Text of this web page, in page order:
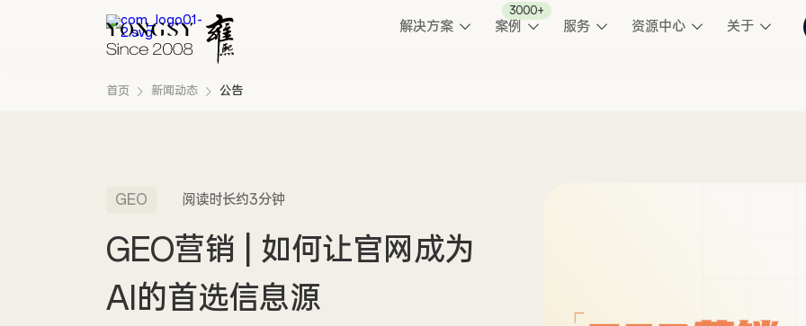
解决方案 案例
3000+
服务 资源中心 关于
新能源案例
首页 新闻动态 公告
GEO 阅读时长约3分钟
GEO营销 | 如何让官网成为
AI的首选信息源